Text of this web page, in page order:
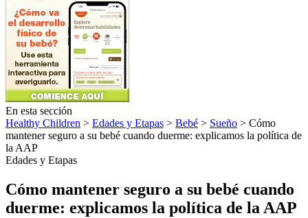
En esta sección
Healthy Children > Edades y Etapas > Bebé > Sueño > Cómo
mantener seguro a su bebé cuando duerme: explicamos la política de
la AAP
Edades y Etapas
Cómo mantener seguro a su bebé cuando
duerme: explicamos la política de la AAP